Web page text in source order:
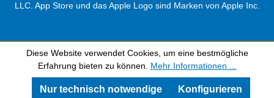
LLC. App Store und das Apple Logo sind Marken von Apple Inc.
Diese Website verwendet Cookies, um eine bestmögliche
Erfahrung bieten zu können. Mehr Informationen ...
Nur technisch notwendige Konfigurieren